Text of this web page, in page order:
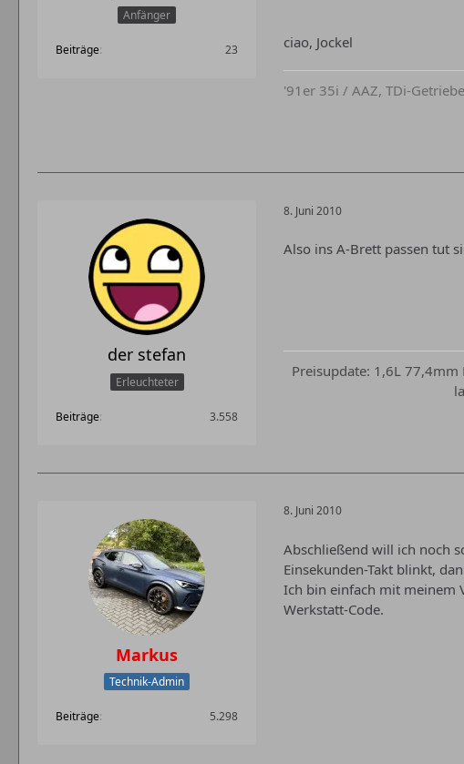
Anfänger
Beiträge 23 ciao, Jockel
'91er 35i / AAZ, TDi-
der stefan
Erleuchteter
Beiträge 3.558
8. Juni 2010
Also ins A-Brett passen tut
Preisupdate: 1,6L
Markus
Technik-Admin
Beiträge 5.298
8. Juni 2010
Abschließend will ich noch
Einsekunden-Takt blinkt,
Ich bin einfach mit meinem
Werkstatt-Code.